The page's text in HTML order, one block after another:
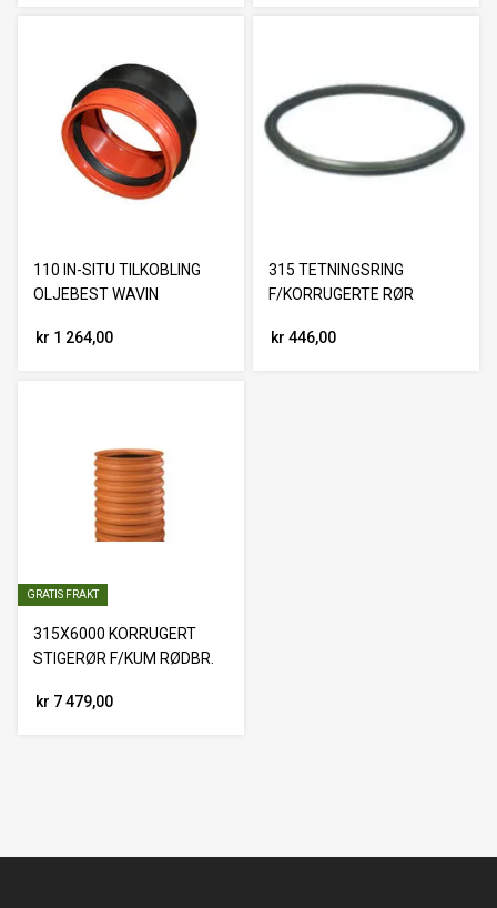
110 IN-SITU TILKOBLING
OLJEBEST WAVIN
kr 1 264,00
315 TETNINGSRING
F/KORRUGERTE RØR
kr 446,00
GRATIS FRAKT
315X6000 KORRUGERT
STIGERØR F/KUM RØDBR.
kr 7 479,00